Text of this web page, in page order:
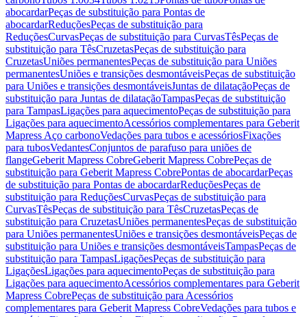
abocardarPeças de substituição para Pontas de
abocardarReduçõesPeças de substituição para
ReduçõesCurvasPeças de substituição para CurvasTêsPeças de
substituição para TêsCruzetasPeças de substituição para
CruzetasUniões permanentesPeças de substituição para Uniões
permanentesUniões e transições desmontáveisPeças de substituição
para Uniões e transições desmontáveisJuntas de dilataçãoPeças de
substituição para Juntas de dilataçãoTampasPeças de substituição
para TampasLigações para aquecimentoPeças de substituição para
Ligações para aquecimentoAcessórios complementares para Geberit
Mapress Aço carbonoVedações para tubos e acessóriosFixações
para tubosVedantesConjuntos de parafuso para uniões de
flangeGeberit Mapress CobreGeberit Mapress CobrePeças de
substituição para Geberit Mapress CobrePontas de abocardarPeças
de substituição para Pontas de abocardarReduçõesPeças de
substituição para ReduçõesCurvasPeças de substituição para
CurvasTêsPeças de substituição para TêsCruzetasPeças de
substituição para CruzetasUniões permanentesPeças de substituição
para Uniões permanentesUniões e transições desmontáveisPeças de
substituição para Uniões e transições desmontáveisTampasPeças de
substituição para TampasLigaçõesPeças de substituição para
LigaçõesLigações para aquecimentoPeças de substituição para
Ligações para aquecimentoAcessórios complementares para Geberit
Mapress CobrePeças de substituição para Acessórios
complementares para Geberit Mapress CobreVedações para tubos e